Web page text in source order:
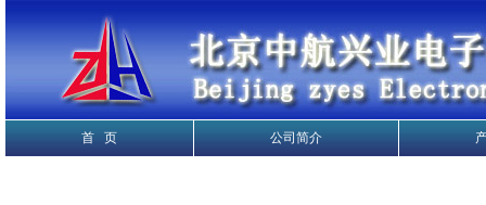
首 页 公司简介